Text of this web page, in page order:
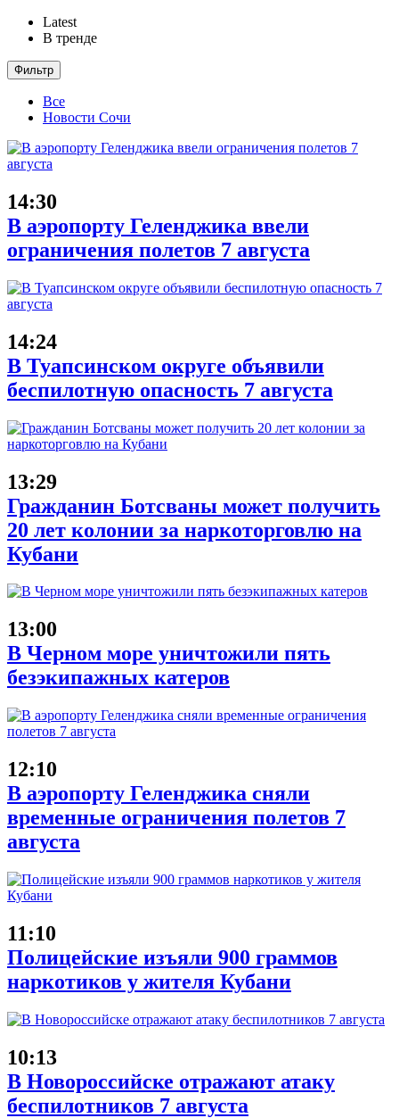
Latest
В тренде
Фильтр
Все
Новости Сочи
14:30
В аэропорту Геленджика ввели
ограничения полетов 7 августа
14:24
В Туапсинском округе объявили
беспилотную опасность 7 августа
13:29
Гражданин Ботсваны может получить
20 лет колонии за наркоторговлю на
Кубани
13:00
В Черном море уничтожили пять
безэкипажных катеров
12:10
В аэропорту Геленджика сняли
временные ограничения полетов 7
августа
11:10
Полицейские изъяли 900 граммов
наркотиков у жителя Кубани
10:13
В Новороссийске отражают атаку
беспилотников 7 августа